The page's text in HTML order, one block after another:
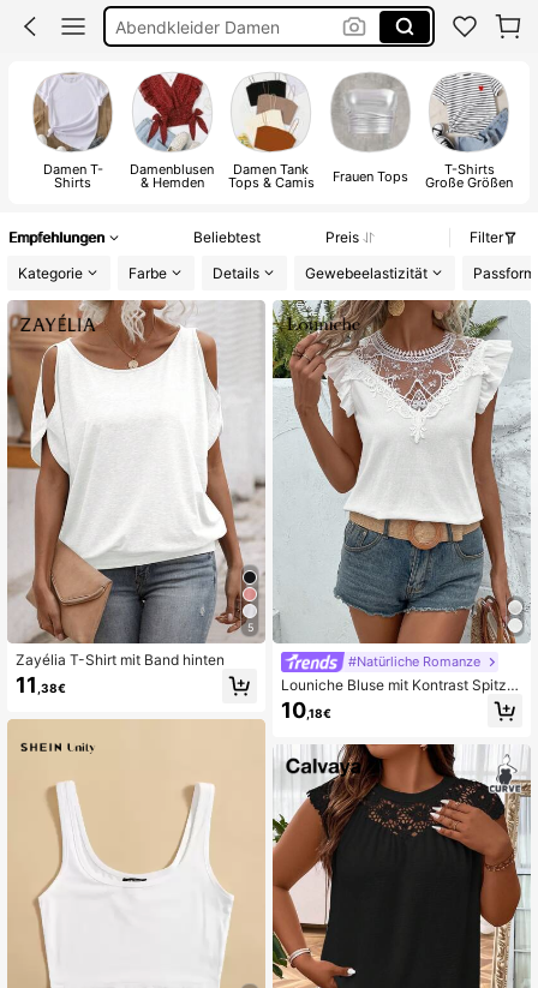
Sommer Kleider
Bikini
Damen T-
Shirts
Damenblusen
& Hemden
Damen Tank
Tops & Camis Frauen Tops T-Shirts
Große Größen
Empfehlungen Beliebtest Preis
Filter
Kategorie
Farbe Details Gewebeelastizität Passform
5
Zayélia T-Shirt mit Band hinten
11 ,38€
#Natürliche Romanze
Louniche Bluse mit Kontrast Spitze
n, Rüschenbesatz,
10,18€